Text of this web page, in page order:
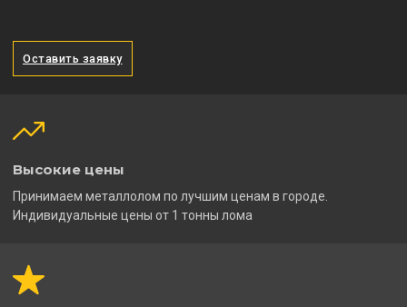
Оставить заявку
Высокие цены
Принимаем металлолом по лучшим ценам в городе.
Индивидуальные цены от 1 тонны лома